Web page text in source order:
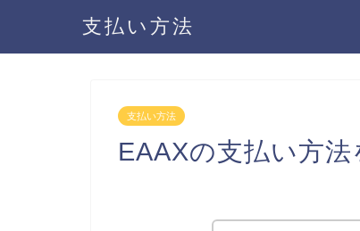
支払い方法
支払い方法
EAAXの支払い方